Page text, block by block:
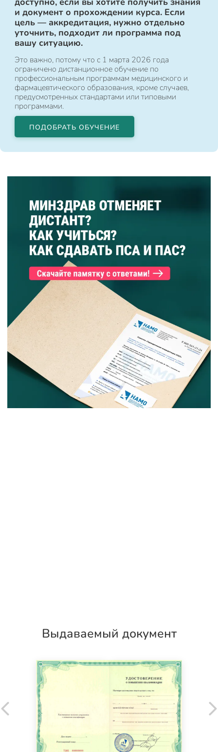
и документ о прохождении курса. Если
цель — аккредитация, нужно отдельно
уточнить, подходит ли программа под
вашу ситуацию.
Это важно, потому что с 1 марта 2026 года
ограничено дистанционное обучение по
профессиональным программам медицинского и
фармацевтического образования, кроме случаев,
предусмотренных стандартами или типовыми
программами.
ПОДОБРАТЬ ОБУЧЕНИЕ
Выдаваемый документ